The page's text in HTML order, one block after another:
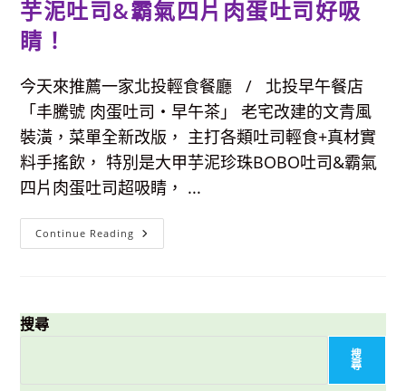
芋泥吐司&霸氣四片肉蛋吐司好吸
睛！
今天來推薦一家北投輕食餐廳 / 北投早午餐店
「丰騰號 肉蛋吐司‧早午茶」 老宅改建的文青風
裝潢，菜單全新改版， 主打各類吐司輕食+真材實
料手搖飲， 特別是大甲芋泥珍珠BOBO吐司&霸氣
四片肉蛋吐司超吸睛， ...
Continue Reading 【北
投
丰
搜尋
搜
尋